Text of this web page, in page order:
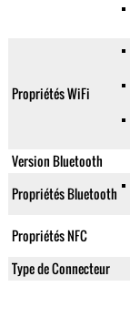
Propriétés WiFi
Version Bluetooth
Propriétés Bluetooth
Propriétés NFC
Type de Connecteur